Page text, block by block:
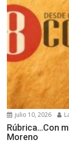
julio 10, 2026
Rúbrica…Con
Moreno